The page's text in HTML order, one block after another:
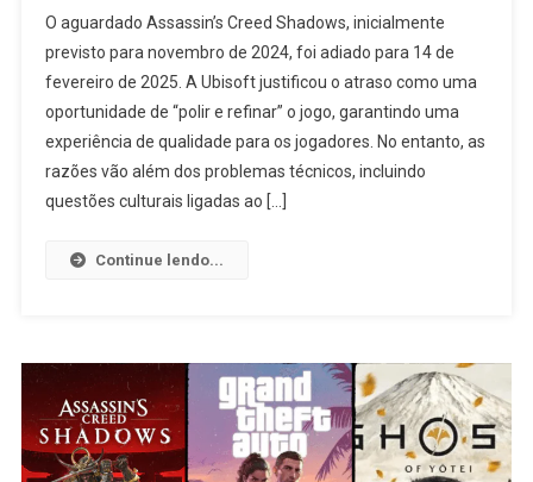
O aguardado Assassin’s Creed Shadows, inicialmente
previsto para novembro de 2024, foi adiado para 14 de
fevereiro de 2025. A Ubisoft justificou o atraso como uma
oportunidade de “polir e refinar” o jogo, garantindo uma
experiência de qualidade para os jogadores. No entanto, as
razões vão além dos problemas técnicos, incluindo
questões culturais ligadas ao […]
Continue lendo...